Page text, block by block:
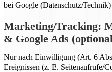
bei Google (Datenschutz/
Marketing/Tracking:
& Google Ads
Nur nach Einwilligung (Art. 6
Ereignissen (z. B. Seitenaufrufe/